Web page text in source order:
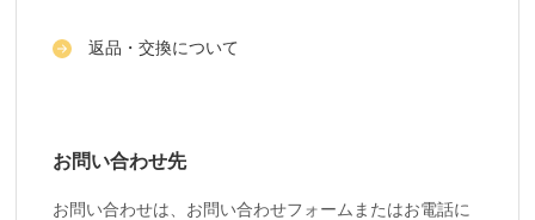
返品・交換について
お問い合わせ先
お問い合わせは、お問い合わせフォームまたはお電話に